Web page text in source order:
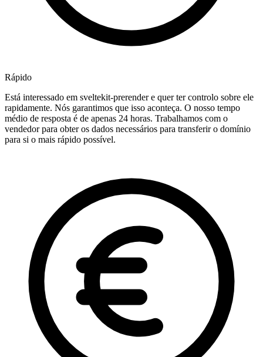
Rápido
Está interessado em sveltekit-prerender e quer ter controlo sobre ele
rapidamente. Nós garantimos que isso aconteça. O nosso tempo
médio de resposta é de apenas 24 horas. Trabalhamos com o
vendedor para obter os dados necessários para transferir o domínio
para si o mais rápido possível.